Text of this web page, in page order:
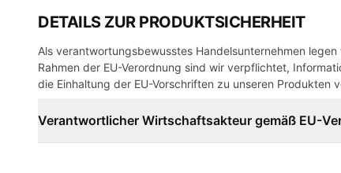
DETAILS ZUR PRODUKTSICHERHEIT
Als verantwortungsbewusstes Handelsunternehmen
Rahmen der EU-Verordnung sind wir verpflichtet,
die Einhaltung der EU-Vorschriften zu unseren Produkten
Verantwortlicher Wirtschaftsakteur gemäß EU-